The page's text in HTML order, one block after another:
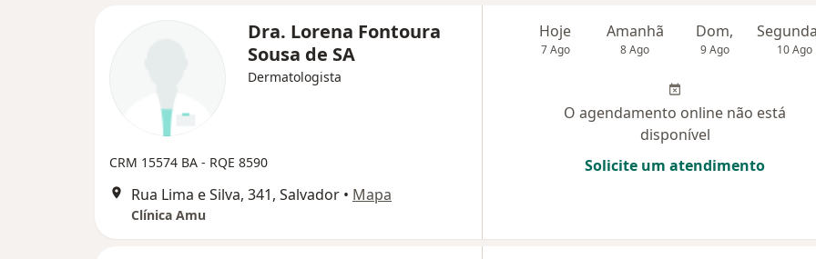
Dra. Lorena Fontoura
Sousa de SA
Dermatologista
CRM 15574 BA - RQE 8590
Rua Lima e Silva, 341, Salvador • Mapa
Clínica Amu
Hoje
7 Ago
Amanhã
8 Ago
Dom,
9 Ago 10 Ago
O agendamento online não está
disponível
Solicite um atendimento